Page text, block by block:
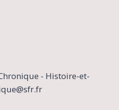
- Histoire-et-